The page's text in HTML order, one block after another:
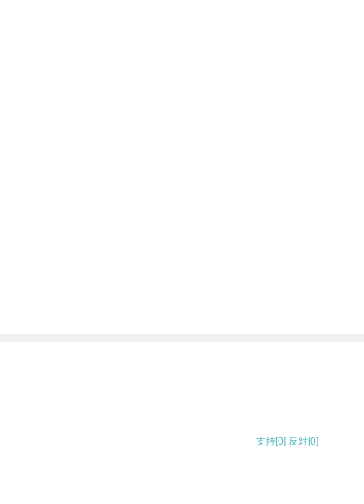
支持[0] 反对[0]